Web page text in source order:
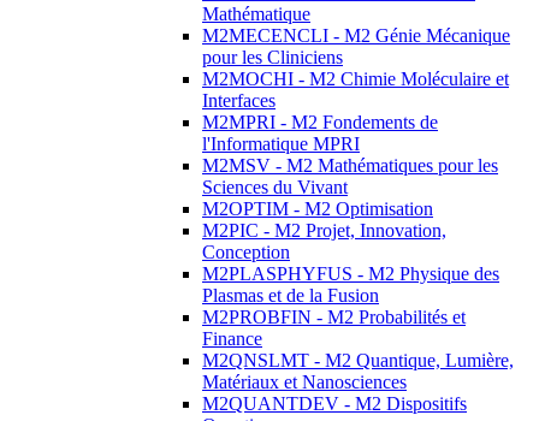
Mathématique
M2MECENCLI - M2 Génie Mécanique
pour les Cliniciens
M2MOCHI - M2 Chimie Moléculaire et
Interfaces
M2MPRI - M2 Fondements de
l'Informatique MPRI
M2MSV - M2 Mathématiques pour les
Sciences du Vivant
M2OPTIM - M2 Optimisation
M2PIC - M2 Projet, Innovation,
Conception
M2PLASPHYFUS - M2 Physique des
Plasmas et de la Fusion
M2PROBFIN - M2 Probabilités et
Finance
M2QNSLMT - M2 Quantique, Lumière,
Matériaux et Nanosciences
M2QUANTDEV - M2 Dispositifs